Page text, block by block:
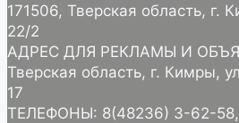
171506, Тверская область, г.
22/2
АДРЕС ДЛЯ РЕКЛАМЫ И
Тверская область, г. Кимры,
17
ТЕЛЕФОНЫ: 8(48236) 3-62-